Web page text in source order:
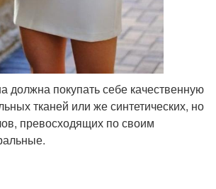
должна покупать себе качественную
тканей или же синтетических, но
превосходящих по своим